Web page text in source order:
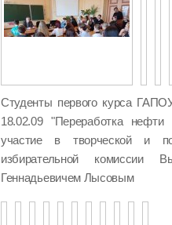
Студенты первого курса
18.02.09 "Переработка нефти
участие в творческой и
избирательной комиссии
Геннадьевичем Лысовым